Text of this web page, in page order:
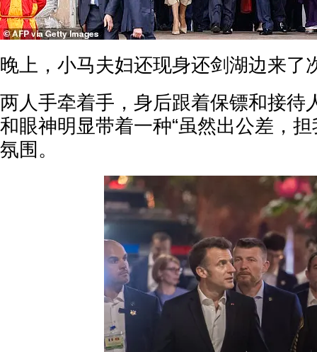
晚上，小马夫妇还现身还剑湖边来了
两人手牵着手，身后跟着保镖和接待
和眼神明显带着一种“虽然出公差，
氛围。